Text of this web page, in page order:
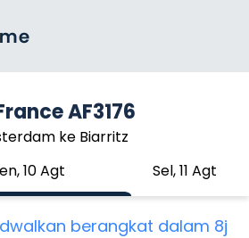
AF3176
ke Biarritz
10 Agt Sel, 11 Agt
berangkat dalam 8j